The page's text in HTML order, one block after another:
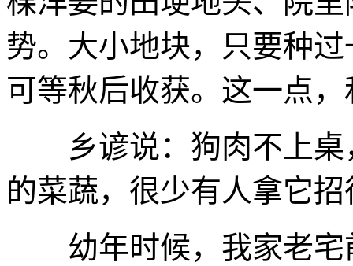
势。大小地块，只要种
可等秋后收获。这一点
乡谚说：狗肉不上桌
的菜蔬，很少有人拿它
幼年时候，我家老宅